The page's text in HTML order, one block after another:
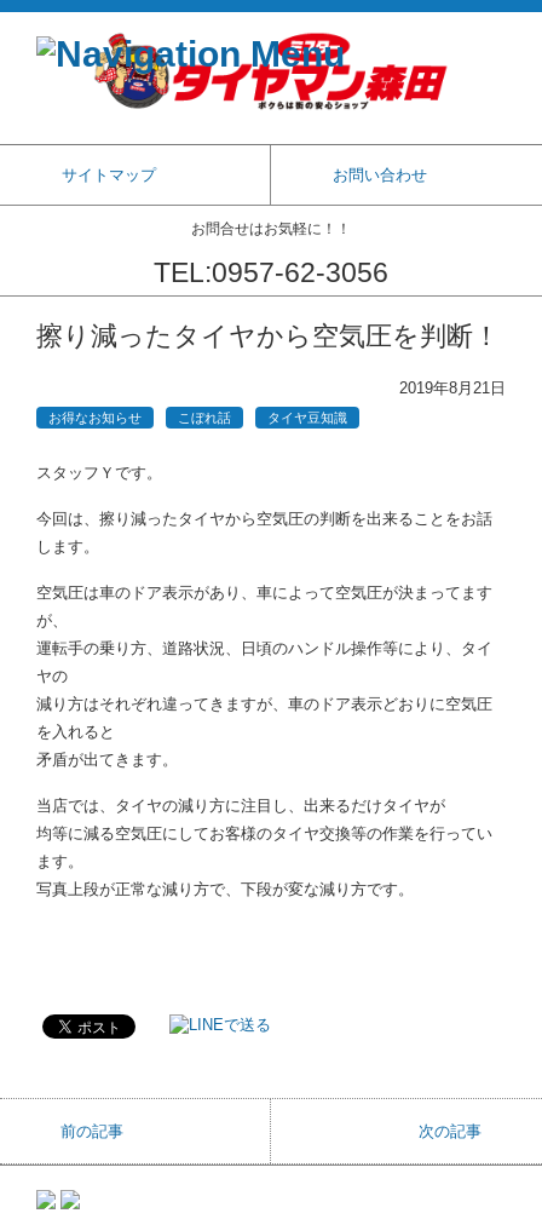
サイトマップ お問い合わせ
お問合せはお気軽に！！
TEL:0957-62-3056
コンテンツに移動
擦り減ったタイヤから空気圧を判断！
2019年8月21日
お得なお知らせ こぼれ話 タイヤ豆知識
スタッフＹです。
今回は、擦り減ったタイヤから空気圧の判断を出来ることをお話
します。
空気圧は車のドア表示があり、車によって空気圧が決まってます
が、
運転手の乗り方、道路状況、日頃のハンドル操作等により、タイ
ヤの
減り方はそれぞれ違ってきますが、車のドア表示どおりに空気圧
を入れると
矛盾が出てきます。
当店では、タイヤの減り方に注目し、出来るだけタイヤが
均等に減る空気圧にしてお客様のタイヤ交換等の作業を行ってい
ます。
写真上段が正常な減り方で、下段が変な減り方です。
前の記事 次の記事